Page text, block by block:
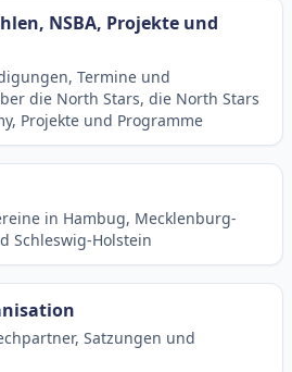
NSBA, Projekte und
Termine und
die North Stars, die North Stars
Projekte und Programme
in Hambug, Mecklenburg-
Schleswig-Holstein
Satzungen und